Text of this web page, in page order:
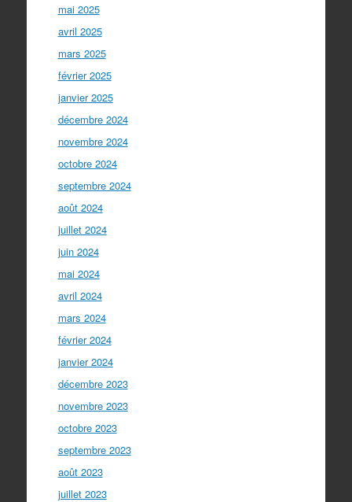
mai 2025
avril 2025
mars 2025
février 2025
janvier 2025
décembre 2024
novembre 2024
octobre 2024
septembre 2024
août 2024
juillet 2024
juin 2024
mai 2024
avril 2024
mars 2024
février 2024
janvier 2024
décembre 2023
novembre 2023
octobre 2023
septembre 2023
août 2023
juillet 2023